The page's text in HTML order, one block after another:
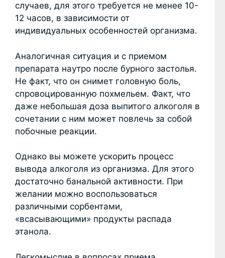
случаев, для этого требуется не менее 10-
12 часов, в зависимости от
индивидуальных особенностей организма.
Аналогичная ситуация и с приемом
препарата наутро после бурного застолья.
Не факт, что он снимет головную боль,
спровоцированную похмельем. Факт, что
даже небольшая доза выпитого алкоголя в
сочетании с ним может повлечь за собой
побочные реакции.
Однако вы можете ускорить процесс
вывода алкоголя из организма. Для этого
достаточно банальной активности. При
желании можно воспользоваться
различными сорбентами,
«всасывающими» продукты распада
этанола.